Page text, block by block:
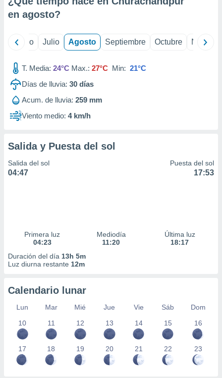
e
publicidad
publicidad
de
en agosto?
Junio Julio Agosto Septiembre Octubre
T. Media: 24°C Max.: 27°C Min: 21°C
Días de lluvia: 30 días
Acum. de lluvia: 259 mm
Viento medio: 4 km/h
Salida y Puesta del sol
Salida del sol
04:47
Puesta del sol
17:53
Primera luz
04:23
Mediodía
11:20
Última luz
18:17
Duración del día 13h 5m
Luz diurna restante 12m
Calendario lunar
Lun Mar Mié Jue Vie Sáb
Dom
10
11 12 13 14 15 16
17 18 19 20 21 22 23